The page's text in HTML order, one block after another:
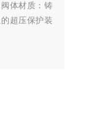
体材质：铸
超压保护装